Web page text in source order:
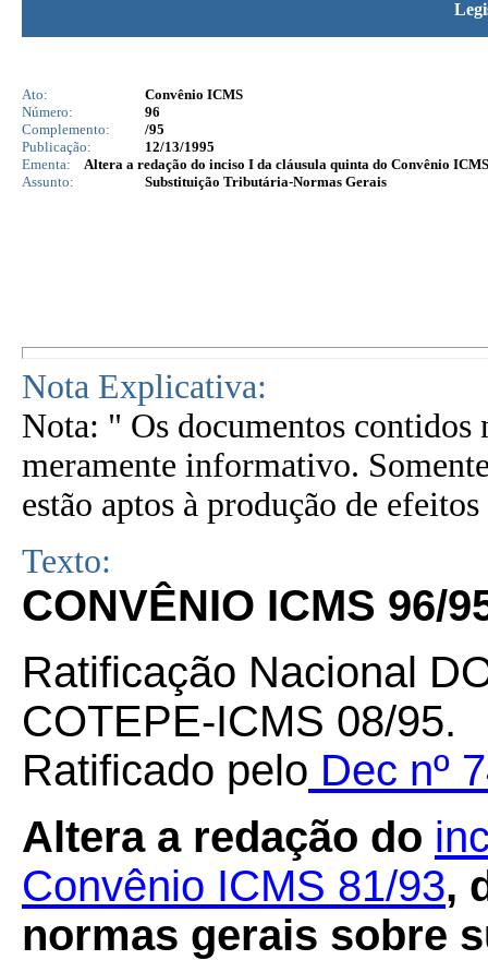
Ato:
Convênio ICMS
Número:
96
Complemento:
/95
Publicação:
12/13/1995
Ementa:
Altera a redação do inciso I da cláusula quinta do Convênio
Assunto:
Substituição Tributária-Normas Gerais
Nota Explicativa:
Nota: " Os documentos contidos
meramente informativo.
estão aptos à produção de
Texto:
CONVÊNIO ICMS 96/
Ratificação Nacional
COTEPE-ICMS 08/95.
Ratificado pelo Dec nº
Altera a redação do
Convênio ICMS 81/93,
normas gerais sobre